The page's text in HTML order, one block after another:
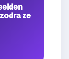
ze